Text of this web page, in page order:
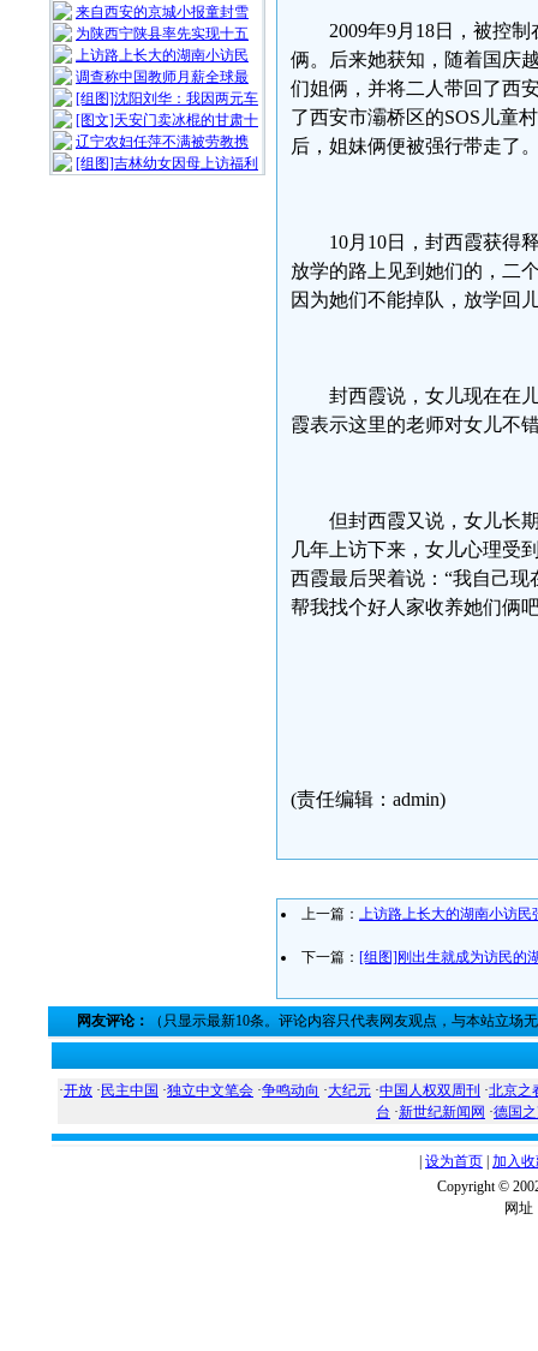
来自西安的京城小报童封雪
为陕西宁陕县率先实现十五
上访路上长大的湖南小访民
调查称中国教师月薪全球最
[组图]沈阳刘华：我因两元车
[图文]天安门卖冰棍的甘肃十
辽宁农妇任萍不满被劳教携
[组图]吉林幼女因母上访福利
2009年9月18日，被控
俩。后来她获知，随着国庆
们姐俩，并将二人带回了西
了西安市灞桥区的SOS儿童
后，姐妹俩便被强行带走了
10月10日，封西霞获得
放学的路上见到她们的，二
因为她们不能掉队，放学回
封西霞说，女儿现在在
霞表示这里的老师对女儿不
但封西霞又说，女儿长
几年上访下来，女儿心理受
西霞最后哭着说：“我自己
帮我找个好人家收养她们俩
(责任编辑：admin)
上一篇： 上访路上长大的湖南小访民
下一篇： [组图]刚出生就成为访民的
网友评论： （只显示最新10条。评论内容只代表网友观点，与本站立场
·开放 · 民主中国 ·独立中文笔会 ·争鸣动向 ·大纪元 ·中国人权双周刊 ·北京之
台 ·新世纪新闻网 ·德国
设为首页 加入
Copyright ©
网址